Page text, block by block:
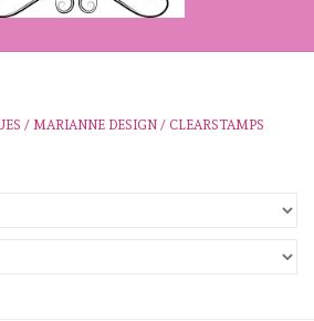
/ MARIANNE DESIGN / CLEARSTAMPS